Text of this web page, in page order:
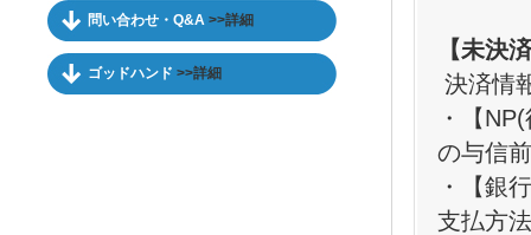
問い合わせ・Q&A >>詳細
ゴッドハンド >>詳細
【未決
決済情
・【
の与信
・【銀
支払方